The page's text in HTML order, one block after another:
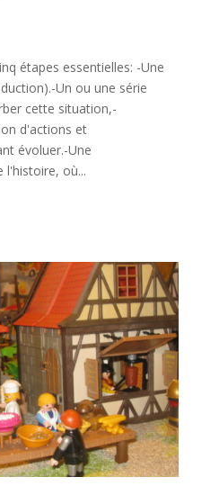
étapes essentielles: -Une
Un ou une série
cette situation,-
d'actions et
évoluer.-Une
où...